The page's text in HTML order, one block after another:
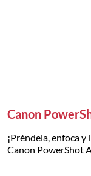
Canon
¡Préndela, enfoca
Canon PowerShot